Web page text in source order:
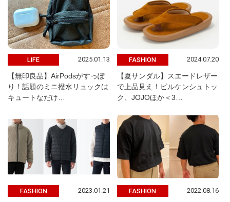
LIFE 2025.01.13
【無印良品】AirPodsがすっぽ
り！話題のミニ撥水リュックは
キュートなだけ…
FASHION 2024.07.20
【夏サンダル】スエードレザー
で上品見え！ビルケンシュトッ
ク、JOJOほか＜3…
FASHION 2023.01.21 FASHION 2022.08.16